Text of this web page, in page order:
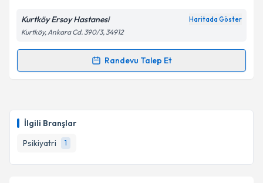
İlgili Branşlar
Psikiyatri
1
Kurtköy Ersoy Hastanesi Haritada Göster
Kurtköy, Ankara Cd. 390/3, 34912
Randevu Talep Et
Randevu Takvimi Talebi
için bir takvim hazırlandığında e-posta ile
bilgilendireceğiz.
E-posta Adresiniz